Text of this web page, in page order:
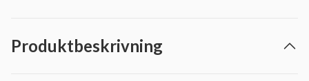
Produktbeskrivning